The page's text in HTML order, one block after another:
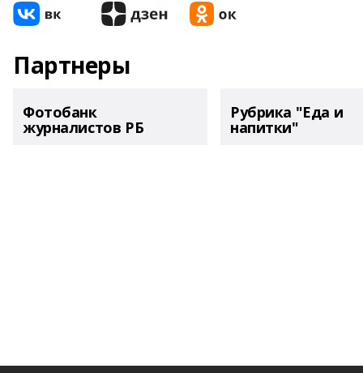
Партнеры
Фотобанк
журналистов РБ
Рубрика "Еда и
напитки"